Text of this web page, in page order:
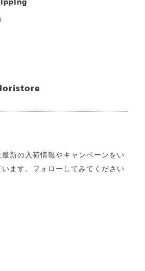
新の入荷情報やキャンペーンをい
ます。フォローしてみてください